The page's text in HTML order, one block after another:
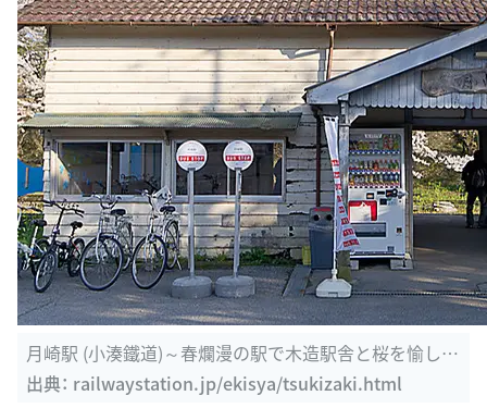
月崎駅 (小湊鐵道)～春爛漫の駅で木造駅舎と桜を愉し
む…～
出典：railwaystation.jp/ekisya/tsukizaki.html
4話 福田がさとみを送った駅